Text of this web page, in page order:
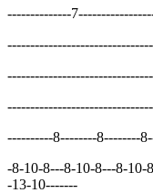
--------------
----------8--------8--------
-8-10-8---8-10-8---8-10-
-13-10-------